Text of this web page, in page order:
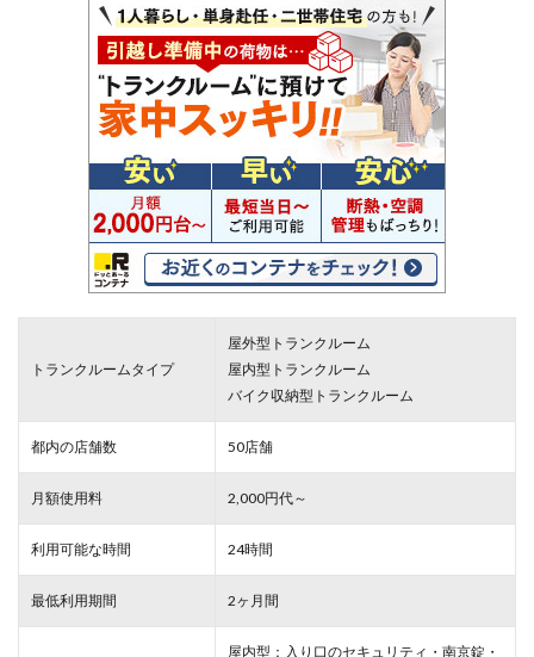
トランクルームタイプ
屋外型トランクルーム
屋内型トランクルーム
バイク収納型トランクルーム
都内の店舗数 50店舗
月額使用料 2,000円代～
利用可能な時間 24時間
最低利用期間 2ヶ月間
屋内型：入り口のセキュリティ・南京錠・